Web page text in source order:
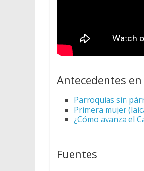
Antecedentes
Parroquias sin
Primera mujer
¿Cómo avanza el
Fuentes